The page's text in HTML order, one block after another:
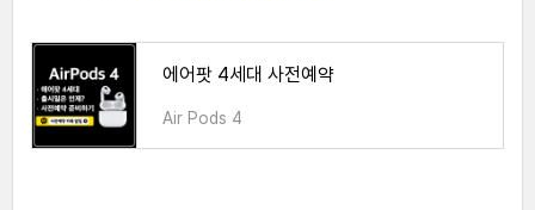
에어팟 4세대 사전예약
Air Pods 4